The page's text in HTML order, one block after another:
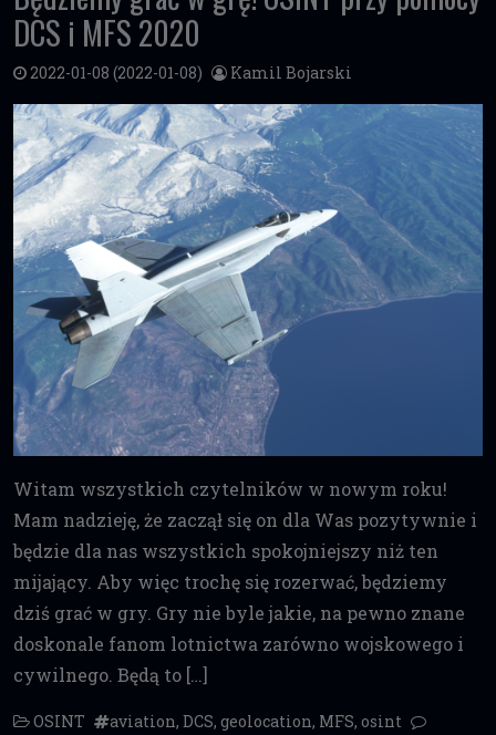
DCS i MFS 2020
2022-01-08 (2022-01-08) Kamil Bojarski
Witam wszystkich czytelników w nowym roku!
Mam nadzieję, że zaczął się on dla Was pozytywnie i
będzie dla nas wszystkich spokojniejszy niż ten
mijający. Aby więc trochę się rozerwać, będziemy
dziś grać w gry. Gry nie byle jakie, na pewno znane
doskonale fanom lotnictwa zarówno wojskowego i
cywilnego. Będą to […]
OSINT aviation, DCS, geolocation, MFS, osint